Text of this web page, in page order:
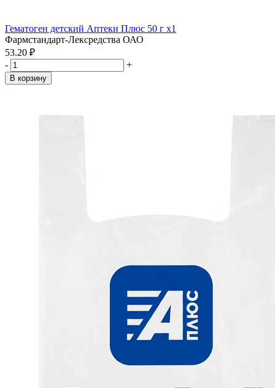
Гематоген детский Аптеки Плюс 50 г x1
Фармстандарт-Лексредства ОАО
53.20 ₽
-
+
В корзину